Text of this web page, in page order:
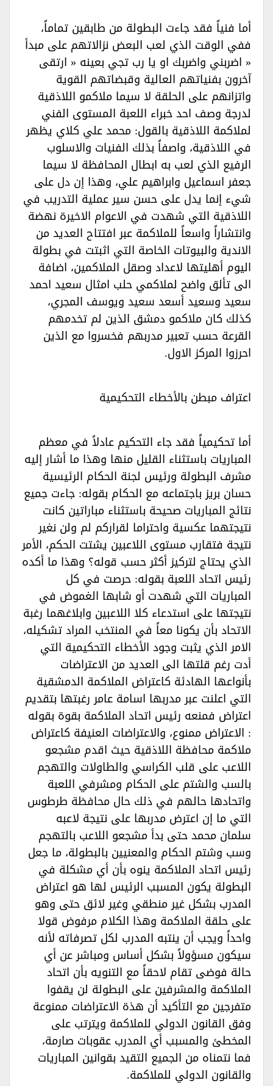
أما فنياً فقد جاءت البطولة من طابقين تماماً،
ففي الوقت الذي لعب البعض نزالاتهم على مبدأ
« اضربني واضربك او يا رب تجي بعينه « ارتقى
آخرون بفنياتهم العالية وقبضاتهم القوية
واتزانهم على الحلقة لا سيما ملاكمو اللاذقية
لدرجة وصف احد خبراء اللعبة المستوى الفني
لملاكمة اللاذقية بالقول: محمد علي كلاي يظهر
في اللاذقية، واصفاً بذلك الفنيات والاسلوب
الرفيع الذي لعب به ابطال المحافظة لا سيما
جعفر اسماعيل وابراهيم علي، وهذا إن دل على
شيء إنما يدل على حسن سير عملية التدريب في
اللاذقية التي شهدت في الاعوام الاخيرة نهضة
وانتشاراً واسعاً للملاكمة عبر افتتاح العديد من
الاندية والبيوتات الخاصة التي اثبتت في بطولة
اليوم أهليتها لاعداد وصقل الملاكمين، اضافة
الى تألق واضح لملاكمي حلب امثال سعيد احمد
سعيد وسعيد أسعد سعيد ويوسف المجري،
كذلك كان ملاكمو دمشق الذين لم تخدمهم
القرعة حسب تعبير مدربهم فخسروا مع الذين
احرزوا المركز الاول.‏‏
اعتراف مبطن بالأخطاء التحكيمية‏‏
أما تحكيمياً فقد جاء التحكيم عادلاً في معظم
المباريات باستثناء القليل منها وهذا ما أشار إليه
مشرف البطولة ورئيس لجنة الحكام الرئيسية
حسان بريز باجتماعه مع الحكام بقوله: جاءت جميع
نتائج المباريات صحيحة باستثناء مباراتين كانت
نتيجتهما عكسية واحتراما لقراركم لم ولن نغير
نتيجة فتقارب مستوى اللاعبين يشتت الحكم، الأمر
الذي يحتاج لتركيز أكثر حسب قوله؟ وهذا ما أكده
رئيس اتحاد اللعبة بقوله: حرصت في كل
المباريات التي شهدت أو شابها الغموض في
نتيجتها على استدعاء كلا اللاعبين وابلاغهما رغبة
الاتحاد بأن يكونا معاً في المنتخب المراد تشكيله،
الامر الذي يثبت وجود الأخطاء التحكيمية التي
أدت رغم قلتها الى العديد من الاعتراضات
بأنواعها الهادئة كاعتراض الملاكمة الدمشقية
التي اعلنت عبر مدربها اسامة عامر رغبتها بتقديم
اعتراض فمنعه رئيس اتحاد الملاكمة بقوة بقوله
: الاعتراض ممنوع، والاعتراضات العنيفة كاعتراض
ملاكمة محافظة اللاذقية حيث اقدم مشجعو
اللاعب على قلب الكراسي والطاولات والتهجم
بالسب والشتم على الحكام ومشرفي اللعبة
واتحادها حالهم في ذلك حال محافظة طرطوس
التي ما إن اعترض مدربها على نتيجة لاعبه
سلمان محمد حتى بدأ مشجعو اللاعب بالتهجم
وسب وشتم الحكام والمعنيين بالبطولة، ما جعل
رئيس اتحاد الملاكمة ينوه بأن أي مشكلة في
البطولة يكون المسبب الرئيس لها هو اعتراض
المدرب بشكل غير منطقي وغير لائق حتى وهو
على حلقة الملاكمة وهذا الكلام مرفوض قولا
واحداً ويجب أن ينتبه المدرب لكل تصرفاته لأنه
سيكون مسؤولاً بشكل أساس ومباشر عن أي
حالة فوضى تقام لاحقاً مع التنويه بأن اتحاد
الملاكمة والمشرفين على البطولة لن يقفوا
متفرجين مع التأكيد أن هذة الاعتراضات ممنوعة
وفق القانون الدولي للملاكمة ويترتب على
المخطئ والمسبب أي المدرب عقوبات صارمة،
فما نتمناه من الجميع التقيد بقوانين المباريات
والقانون الدولي للملاكمة.‏‏